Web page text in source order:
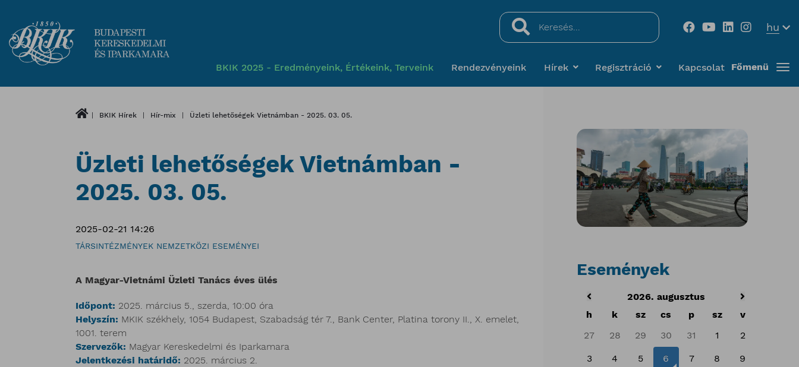
Keresés...
hu
BKIK 2025 - Eredményeink, Értékeink, Terveink Rendezvényeink Hírek Regisztráció Kapcsolat Főmenü
BKIK Hírek Hír-mix Üzleti lehetőségek Vietnámban - 2025. 03. 05.
Üzleti lehetőségek Vietnámban -
2025. 03. 05.
2025-02-21 14:26
TÁRSINTÉZMÉNYEK NEMZETKÖZI ESEMÉNYEI
A Magyar-Vietnámi Üzleti Tanács éves ülés
Időpont: 2025. március 5., szerda, 10:00 óra
Helyszín: MKIK székhely, 1054 Budapest, Szabadság tér 7., Bank Center, Platina torony II., X. emelet,
1001. terem
Szervezők: Magyar Kereskedelmi és Iparkamara
Jelentkezési határidő: 2025. március 2.
Események
2026. augusztus
h
k sz cs p sz
v
27
28 29 30 31 1 2
3 4 5 6 7 8 9